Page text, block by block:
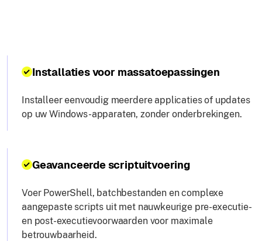
Installaties voor massatoepassingen
Installeer eenvoudig meerdere applicaties of updates
op uw Windows-apparaten, zonder onderbrekingen.
Geavanceerde scriptuitvoering
Voer PowerShell, batchbestanden en complexe
aangepaste scripts uit met nauwkeurige pre-executie-
en post-executievoorwaarden voor maximale
betrouwbaarheid.